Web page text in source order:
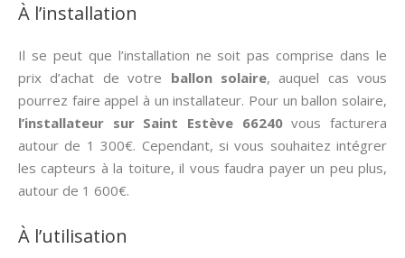
À l’installation
Il se peut que l’installation ne soit pas comprise dans le
prix d’achat de votre ballon solaire, auquel cas vous
pourrez faire appel à un installateur. Pour un ballon solaire,
l’installateur sur Saint Estève 66240vous facturera
autour de 1 300€. Cependant, si vous souhaitez intégrer
les capteurs à la toiture, il vous faudra payer un peu plus,
autour de 1 600€.
À l’utilisation